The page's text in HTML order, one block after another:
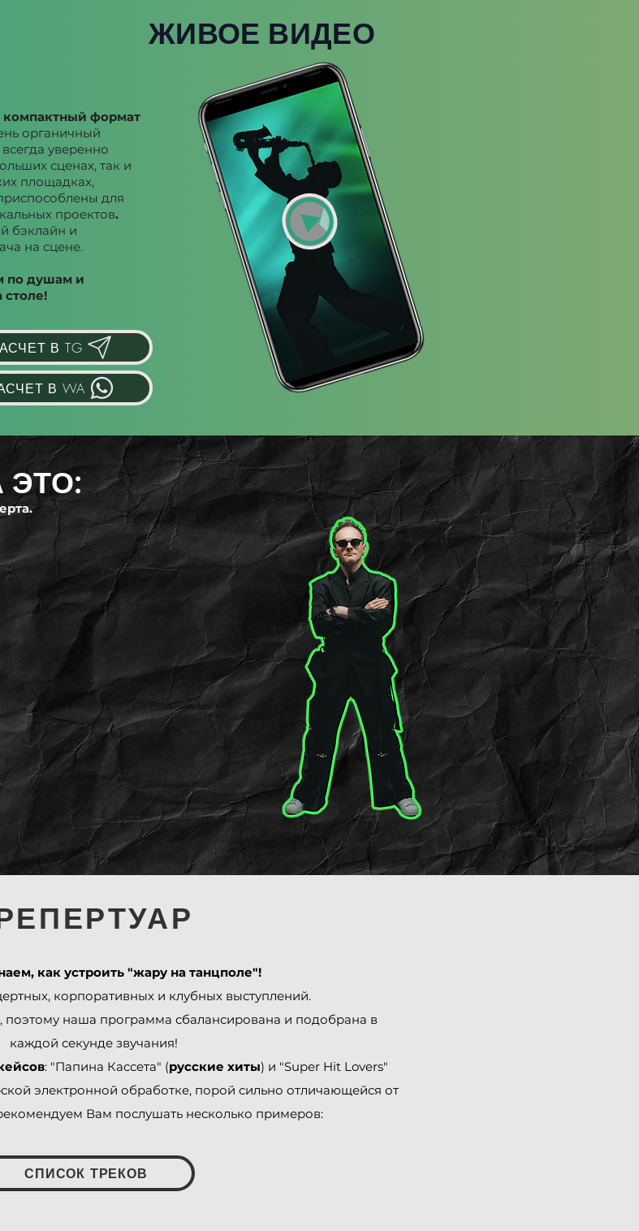
ЖИВОЕ ВИДЕО
формат
органичный
уверенно
сценах, так и
площадках,
для
проектов.
бэклайн и
на сцене.
по душам и
столе!
В TG
В WA
ЭТО:
как устроить "жару на танцполе"!
корпоративных и клубных выступлений.
поэтому наша программа сбалансирована и подобрана в
каждой секунде звучания!
: "Папина Кассета" (русские хиты) и "Super Hit Lovers"
электронной обработке, порой сильно отличающейся от
Вам послушать несколько примеров:
СПИСОК ТРЕКОВ